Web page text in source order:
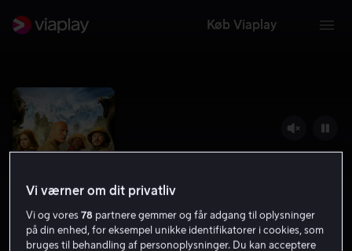
Køb Viaplay
Vi værner om dit privatliv
Vi og vores78 partnere gemmer og får adgang til oplysninger
på din enhed, for eksempel unikke identifikatorer i cookies, som
bruges til behandling af personoplysninger. Du kan acceptere